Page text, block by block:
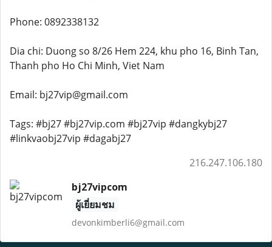
Phone: 0892338132
Dia chi: Duong so 8/26 Hem 224, khu pho 16, Binh Tan,
Thanh pho Ho Chi Minh, Viet Nam
Email: bj27vip@gmail.com
Tags: #bj27 #bj27vip.com #bj27vip #dangkybj27
#linkvaobj27vip #dagabj27
216.247.106.180
bj27vipcom
ผู้เยี่ยมชม
devonkimberli6@gmail.com